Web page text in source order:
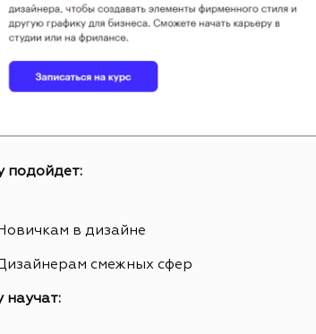
подойдет:
в дизайне
смежных сфер
научат: